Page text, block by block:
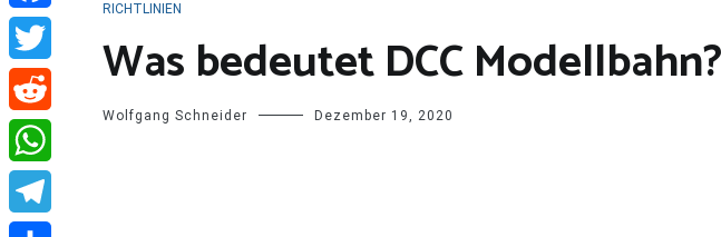
RICHTLINIEN
Was bedeutet DCC Modellbahn?
Wolfgang Schneider Dezember 19, 2020
Facebook
Twitter
Reddit
WhatsApp